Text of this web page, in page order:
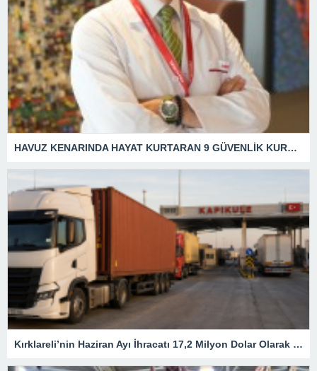
HAVUZ KENARINDA HAYAT KURTARAN 9 GÜVENLİK KURALI
Kırklareli’nin Haziran Ayı İhracatı 17,2 Milyon Dolar Olarak Gerçekleşti